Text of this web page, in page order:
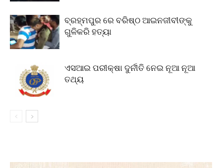
ବ୍ରହ୍ମପୁର ରେ ବରିଷ୍ଠ ଆଇନଜୀବୀଙ୍କୁ
ଗୁଳିକରି ହତ୍ୟା
ଏସଆଇ ପରୀକ୍ଷା ଦୁର୍ନୀତି ନେଇ ନୂଆ ନୂଆ
ତଥ୍ୟ